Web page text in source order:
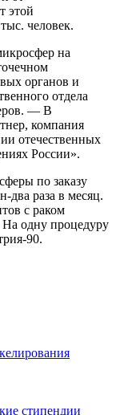
этой
человек.
на
органов и
отдела
— В
компания
отечественных
России».
по заказу
два раза в месяц.
с раком
На одну процедуру
90.
стипендии